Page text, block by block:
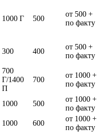
1000 Г 500
от 500 +
по факту
300 400
от 500 +
по факту
700
Г/1400
П
700
от 1000 +
по факту
1000 500
от 1000 +
по факту
1000 600
от 1000 +
по факту